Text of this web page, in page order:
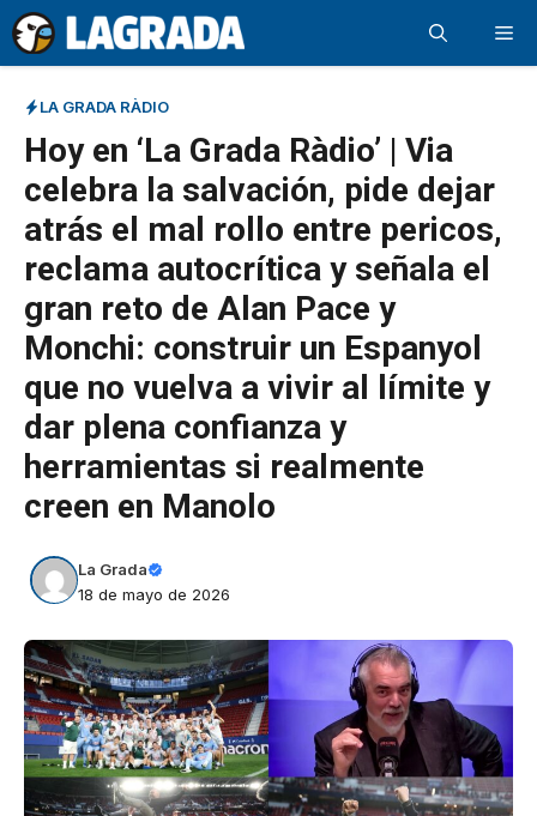
Saltar
al
contenido
LA GRADA RÀDIO
Hoy en ‘La Grada Ràdio’ | Via
celebra la salvación, pide dejar
atrás el mal rollo entre pericos,
reclama autocrítica y señala el
gran reto de Alan Pace y
Monchi: construir un Espanyol
que no vuelva a vivir al límite y
dar plena confianza y
herramientas si realmente
creen en Manolo
La Grada
18 de mayo de 2026